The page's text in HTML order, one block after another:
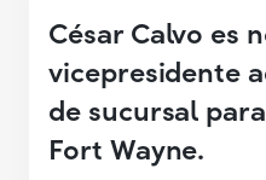
César Calvo es
vicepresidente
de sucursal
Fort Wayne.